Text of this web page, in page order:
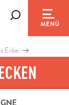
MENÜ
Erbe